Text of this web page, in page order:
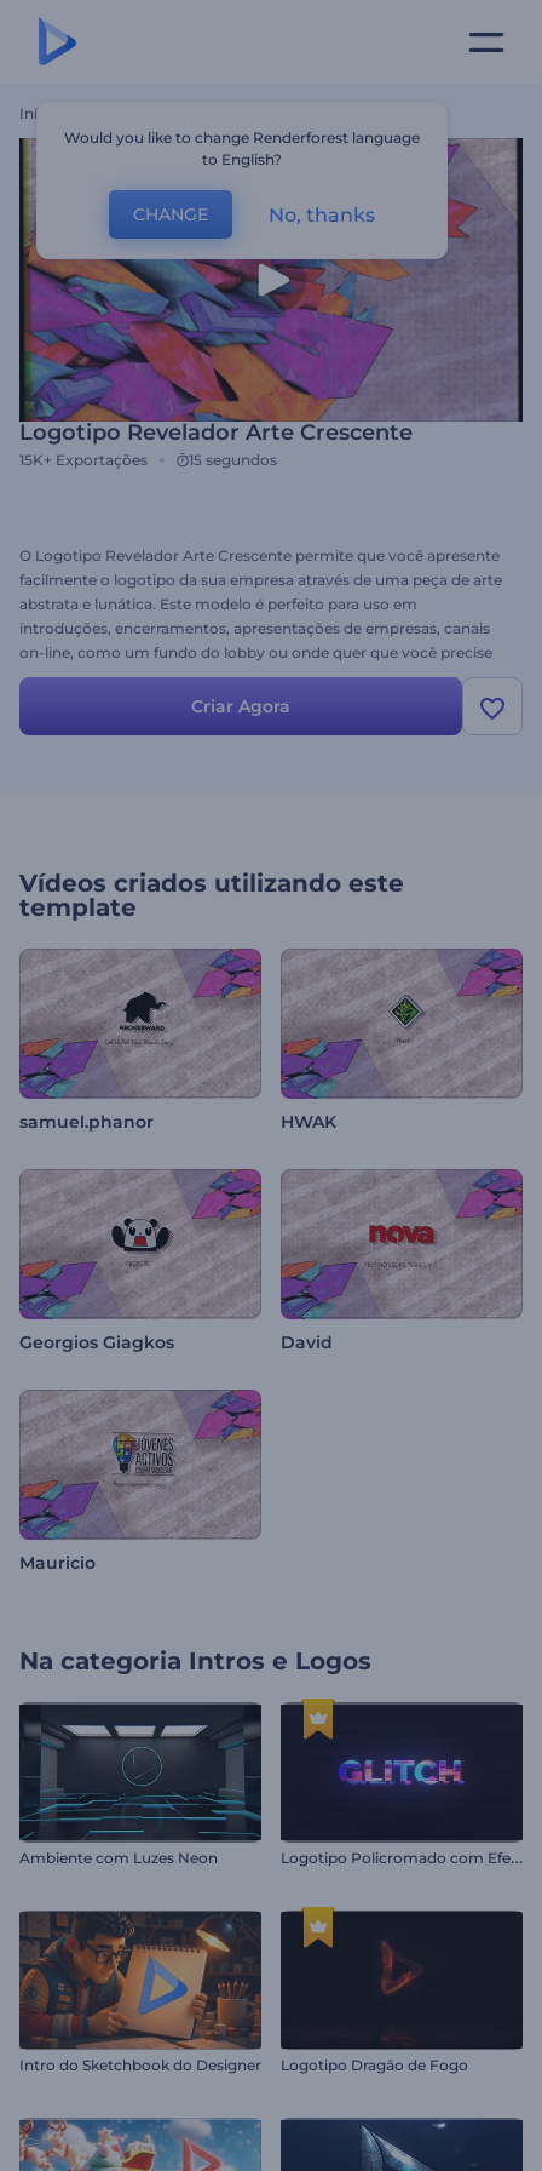
Início
Logotipo Revelador Arte Crescente
15K+ Exportações 15 segundos
O Logotipo Revelador Arte Crescente permite que você apresente
facilmente o logotipo da sua empresa através de uma peça de arte
abstrata e lunática. Este modelo é perfeito para uso em
introduções, encerramentos, apresentações de empresas, canais
on-line, como um fundo do lobby ou onde quer que você precise
de seu logotipo para brilhar. Basta soltar o seu logotipo, alterar o
seu texto e visualizar. Teste hoje gratuitamente.
Criar Agora
Vídeos criados utilizando este
template
samuel.phanor HWAK
Georgios Giagkos David
Mauricio
Na categoria Intros e Logos
Ambiente com Luzes Neon L
ogotipo Policromado com Efeito Glitch
Intro do Sketchbook do Designer Logotipo Dragão de Fogo
Would you like to change Renderforest language
to English?
CHANGE No, thanks